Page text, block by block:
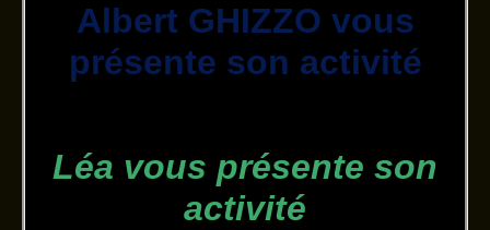
Albert GHIZZO vous
présente son activité
Léa vous présente son
activité